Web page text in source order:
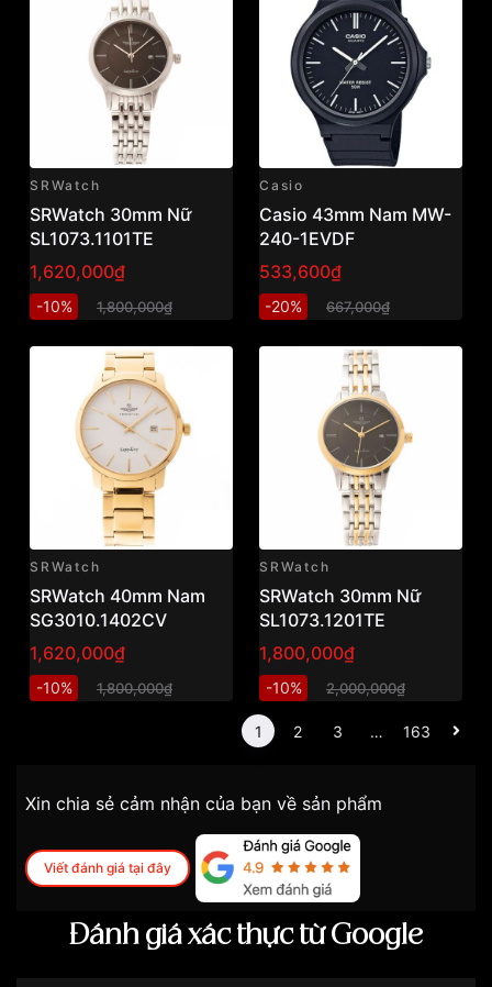
SRWatch
SRWatch 30mm Nữ
SL1073.1101TE
1,620,000₫
-10% 1,800,000₫
Casio
Casio 43mm Nam MW-
240-1EVDF
533,600₫
-20% 667,000₫
SRWatch
SRWatch 40mm Nam
SG3010.1402CV
1,620,000₫
-10% 1,800,000₫
SRWatch
SRWatch 30mm Nữ
SL1073.1201TE
1,800,000₫
-10% 2,000,000₫
1 2 3 … 163
Xin chia sẻ cảm nhận của bạn về sản phẩm
Viết đánh giá tại đây
Đánh giá xác thực từ Google